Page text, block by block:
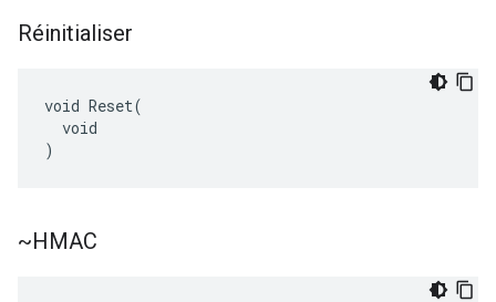
Réinitialiser
void Reset(
  void
)
~HMAC